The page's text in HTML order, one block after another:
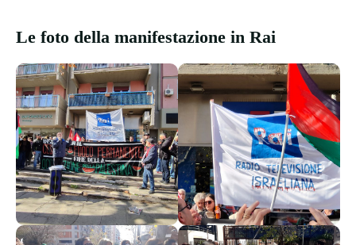
Le foto della manifestazione in Rai